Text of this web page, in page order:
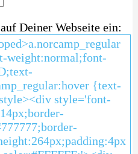
Deiner Webseite ein: